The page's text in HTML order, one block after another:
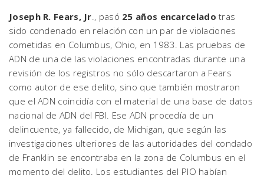
Joseph R. Fears, Jr., pasó 25 años encarcelado tras
sido condenado en relación con un par de violaciones
cometidas en Columbus, Ohio, en 1983. Las pruebas de
ADN de una de las violaciones encontradas durante una
revisión de los registros no sólo descartaron a Fears
como autor de ese delito, sino que también mostraron
que el ADN coincidía con el material de una base de datos
nacional de ADN del FBI. Ese ADN procedía de un
delincuente, ya fallecido, de Michigan, que según las
investigaciones ulteriores de las autoridades del condado
de Franklin se encontraba en la zona de Columbus en el
momento del delito. Los estudiantes del PIO habían